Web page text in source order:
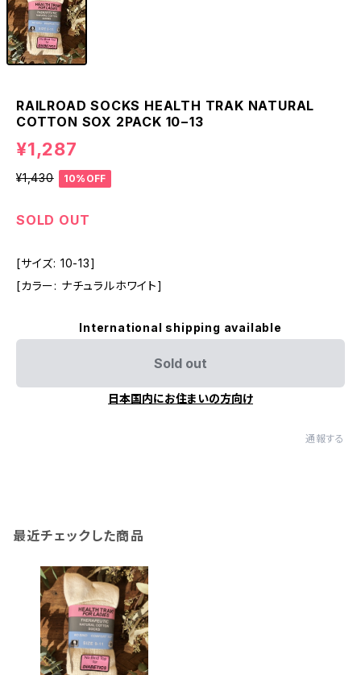
RAILROAD SOCKS HEALTH TRAK NATURAL
COTTON SOX 2PACK 10−13
¥1,287
¥1,430 10%OFF
SOLD OUT
[サイズ: 10-13]
[カラー: ナチュラルホワイト]
International shipping available
Sold out
日本国内にお住まいの方向け
通報する
最近チェックした商品